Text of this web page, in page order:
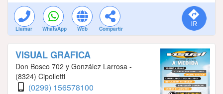
Llamar WhatsApp Web Compartir
VISUAL GRAFICA
Don Bosco 702 y González Larrosa -
(8324) Cipolletti
(0299) 156578100